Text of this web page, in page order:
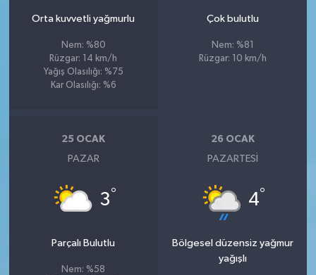
Orta kuvvetli yağmurlu
Nem: %80
Rüzgar: 14 km/h
Yağış Olasılığı: %75
Kar Olasılığı: %6
Çok bulutlu
Nem: %81
Rüzgar: 10 km/h
25 OCAK
PAZAR
3°
Parçalı Bulutlu
Nem: %58
26 OCAK
PAZARTESI
4°
Bölgesel düzensiz yağmur
yağışlı